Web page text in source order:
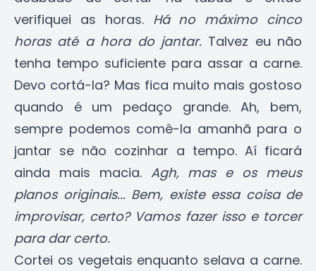
verifiquei as horas. Há no máximo cinco
horas até a hora do jantar.Talvez eu não
tenha tempo suficiente para assar a carne.
Devo cortá-la? Mas fica muito mais gostoso
quando é um pedaço grande. Ah, bem,
sempre podemos comê-la amanhã para o
jantar se não cozinhar a tempo. Aí ficará
ainda mais macia. Agh, mas e os meus
planos originais... Bem, existe essa coisa de
improvisar, certo? Vamos fazer isso e torcer
para dar certo.
Cortei os vegetais enquanto selava a carne.